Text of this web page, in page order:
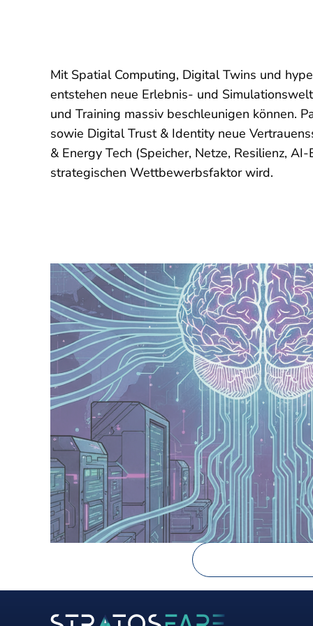
Mit Spatial Computing, Digital Twins und
entstehen neue Erlebnis- und
und Training massiv beschleunigen können.
sowie Digital Trust & Identity neue
& Energy Tech (Speicher, Netze, Resilienz,
strategischen Wettbewerbsfaktor wird.